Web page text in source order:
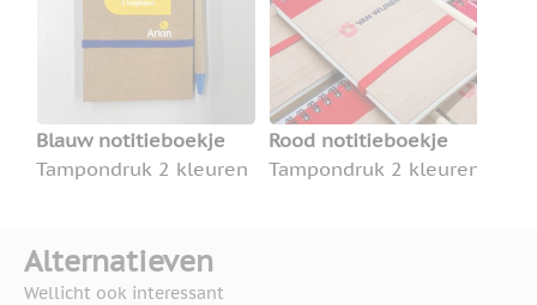
Blauw notitieboekje
Tampondruk 2 kleuren
Rood notitieboekje
Tampondruk 2 kleuren
Alternatieven
Wellicht ook interessant